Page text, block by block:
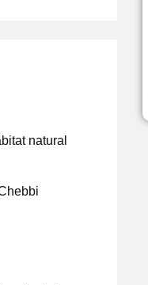
natural